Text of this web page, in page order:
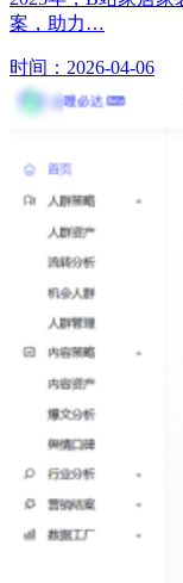
案，助力…
时间：2026-04-06